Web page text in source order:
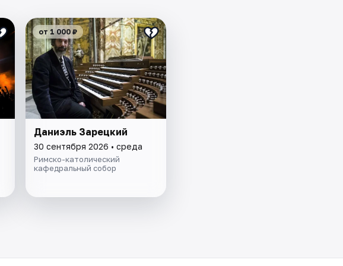
от 1 000 ₽
Даниэль Зарецкий
30 сентября 2026 • среда
Римско-католический
кафедральный собор